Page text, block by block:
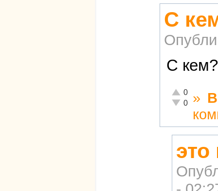
С
С кем?
Отлично!
0
Неадекватно!
0 »